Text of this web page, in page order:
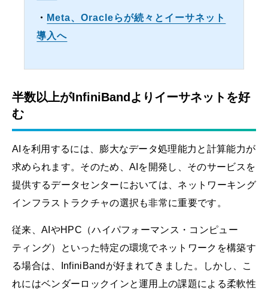
・ Meta、Oracleらが続々とイーサネット
導入へ
半数以上がInfiniBandよりイーサネットを好
む
AIを利用するには、膨大なデータ処理能力と計算能力が
求められます。そのため、AIを開発し、そのサービスを
提供するデータセンターにおいては、ネットワーキング
インフラストラクチャの選択も非常に重要です。
従来、AIやHPC（ハイパフォーマンス・コンピュー
ティング）といった特定の環境でネットワークを構築す
る場合は、InfiniBandが好まれてきました。しかし、こ
れにはベンダーロックインと運用上の課題による柔軟性